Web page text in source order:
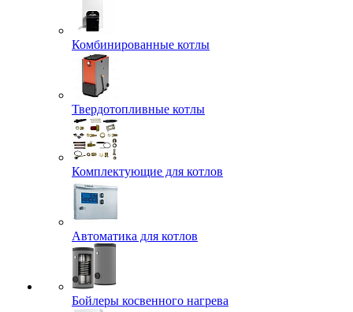
Комбинированные котлы
Твердотопливные котлы
Комплектующие для котлов
Автоматика для котлов
Бойлеры косвенного нагрева